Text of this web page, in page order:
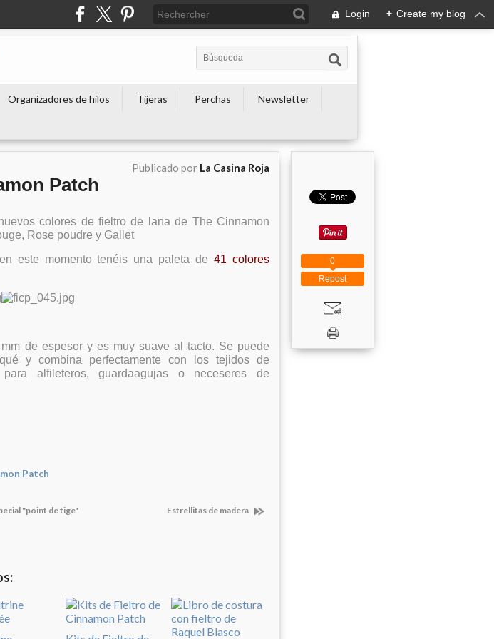
Login + Create my blog
Organizadores de hilos Tijeras Perchas
Newsletter
Publicado por La Casina Roja
Patch
colores de fieltro de lana de The Cinnamon
Rose poudre y Gallet
este momento tenéis una paleta de 41 colores
de espesor y es muy suave al tacto. Se puede
y combina perfectamente con los tejidos de
alfileteros, guardaagujas o neceseres de
Patch
"point de tige" Estrellitas de madera
Repost
0